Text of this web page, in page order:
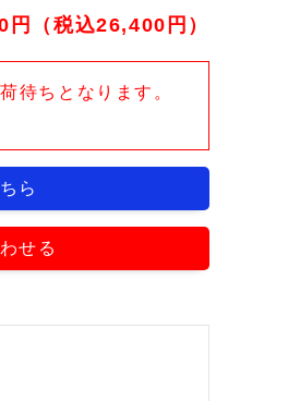
円（税込26,400円）
待ちとなります。
ら
せる